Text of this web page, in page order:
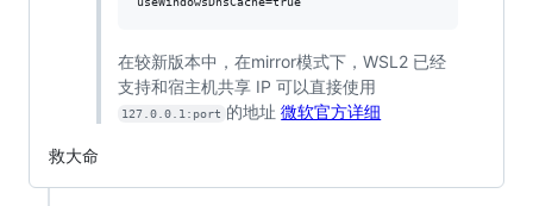
在较新版本中，在mirror模式下，WSL2 已经
支持和宿主机共享 IP 可以直接使用
127.0.0.1:port 的地址微软官方详细
救大命